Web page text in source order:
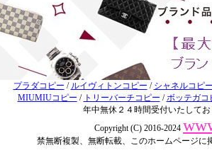
プラダコピー / ルイヴィトンコピー / シャネルコピ
MIUMIUコピー / トリーバーチコピー /ボッテガコ
年中無休２４時間受付いたして
Copyright (C) 2016-2024
禁無断複製、無断転載、このホームページ